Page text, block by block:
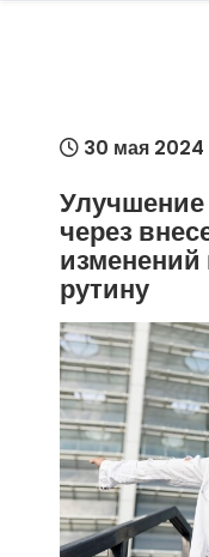
30 мая 2024
Улучшение
через
рутину